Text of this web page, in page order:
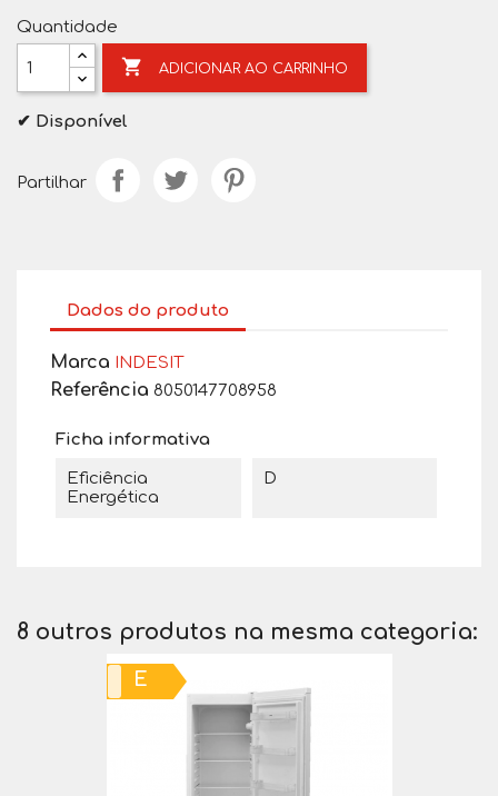
Quantidade
 ADICIONAR AO CARRINHO
✔ Disponível
Partilhar
Dados do produto
Marca INDESIT
Referência 8050147708958
Ficha informativa
Eficiência
Energética
D
8 outros produtos na mesma categoria:
E